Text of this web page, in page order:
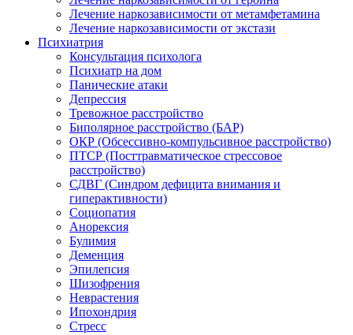
Лечение наркозависимости от метамфетамина
Лечение наркозависимости от экстази
Психиатрия
Консультация психолога
Психиатр на дом
Панические атаки
Депрессия
Тревожное расстройство
Биполярное расстройство (БАР)
ОКР (Обсессивно-компульсивное расстройство)
ПТСР (Посттравматическое стрессовое
расстройство)
СДВГ (Синдром дефицита внимания и
гиперактивности)
Социопатия
Анорексия
Булимия
Деменция
Эпилепсия
Шизофрения
Неврастения
Ипохондрия
Стресс